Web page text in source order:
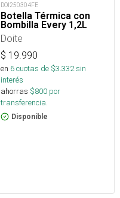
DOI250304FE
Botella Térmica con
Bombilla Every 1,2L
Doite
$ 19.990
en 6cuotas de $3.332sin
interés
ahorras $800 por
transferencia.
Disponible